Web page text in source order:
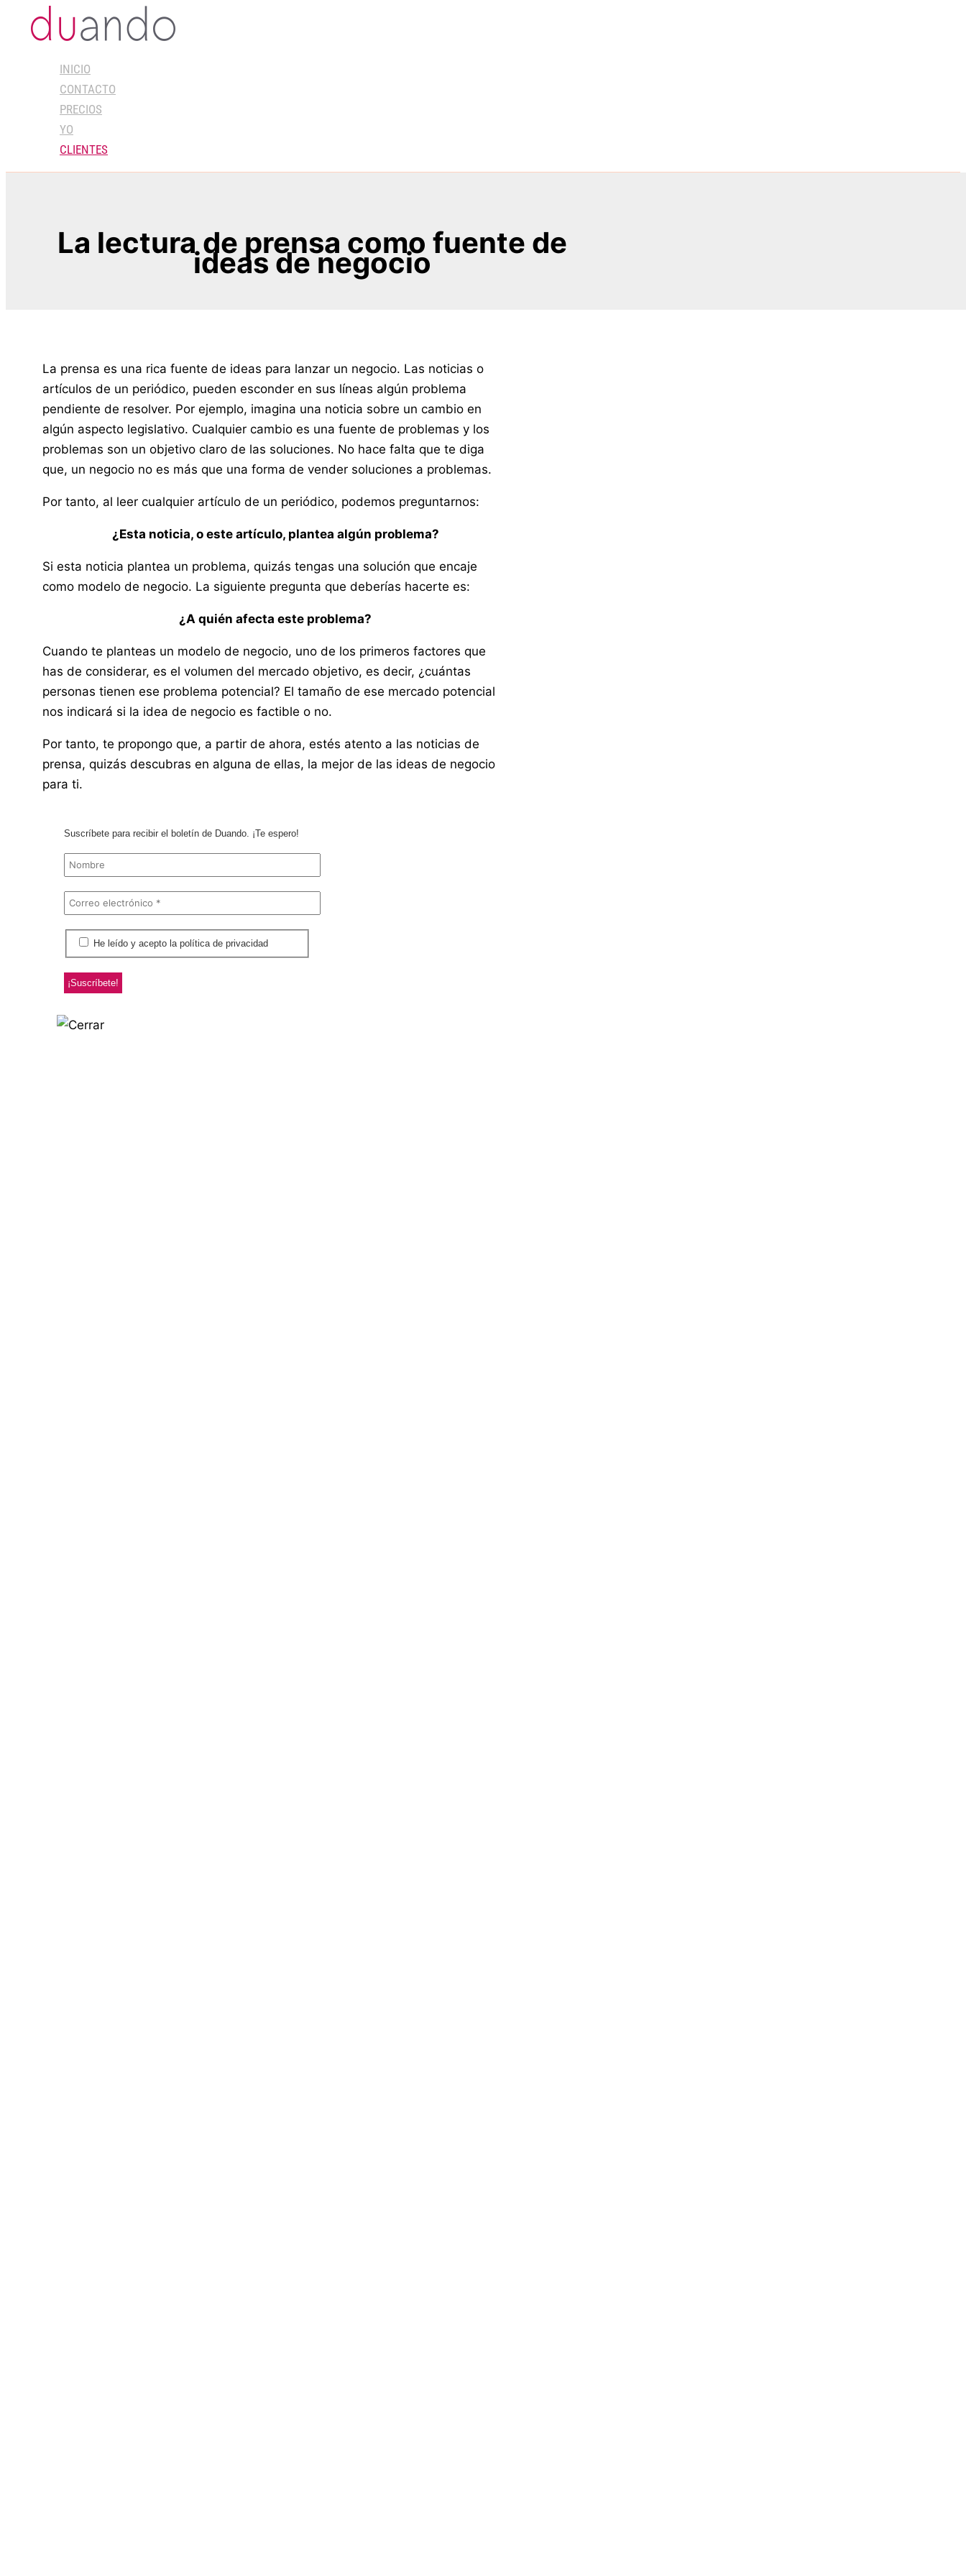
INICIO
CONTACTO
PRECIOS
YO
CLIENTES
La lectura de prensa como fuente de
ideas de negocio
La prensa es una rica fuente de ideas para lanzar un negocio. Las noticias o
artículos de un periódico, pueden esconder en sus líneas algún problema
pendiente de resolver. Por ejemplo, imagina una noticia sobre un cambio en
algún aspecto legislativo. Cualquier cambio es una fuente de problemas y los
problemas son un objetivo claro de las soluciones. No hace falta que te diga
que, un negocio no es más que una forma de vender soluciones a problemas.
Por tanto, al leer cualquier artículo de un periódico, podemos preguntarnos:
¿Esta noticia, o este artículo, plantea algún problema?
Si esta noticia plantea un problema, quizás tengas una solución que encaje
como modelo de negocio. La siguiente pregunta que deberías hacerte es:
¿A quién afecta este problema?
Cuando te planteas un modelo de negocio, uno de los primeros factores que
has de considerar, es el volumen del mercado objetivo, es decir, ¿cuántas
personas tienen ese problema potencial? El tamaño de ese mercado potencial
nos indicará si la idea de negocio es factible o no.
Por tanto, te propongo que, a partir de ahora, estés atento a las noticias de
prensa, quizás descubras en alguna de ellas, la mejor de las ideas de negocio
para ti.
Suscríbete para recibir el boletín de Duando. ¡Te espero!
He leído y acepto la política de privacidad